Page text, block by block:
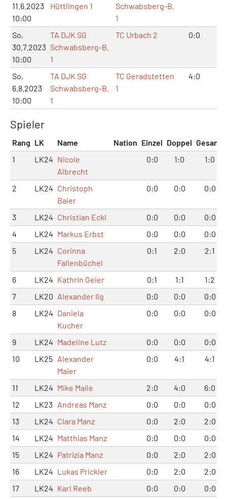
11.6.2023
10:00
Hüttlingen 1
Schwabsberg-B.
1
So,
30.7.2023
10:00
TA DJK SG
Schwabsberg-B.
1
TC Urbach 2 0:0
So,
6.8.2023
10:00
TA DJK SG
Schwabsberg-B.
1
TC Geradstetten
1
4:0
Spieler
Rang LK Name Nation Einzel Doppel Gesamt
1
LK24 Nicole
Albrecht
0:0 1:0 1:0
2 LK24 Christoph
Baier
0:0 0:0 0:0
3 LK24 Christian Eckl 0:0 0:0
0:0
4
LK24 Markus Erbst 0:0 0:0
0:0
5
LK24 Corinna
Fallenbüchel
0:1 2:0 2:1
6 LK24 Kathrin Geier 0:1 1:1
1:2
7
LK20 Alexander Ilg 0:0 0:0
0:0
8
LK24 Daniela
Kucher
0:0 0:0 0:0
9 LK24 Madeline Lutz 0:0 0:0
0:0
10
LK25 Alexander
Maier
0:0 4:1 4:1
11 LK24 Mike Maile 2:0 4:0
6:0
12
LK23 Andreas Manz 0:0 0:0
0:0
13
LK24 Clara Manz 0:0 2:0
2:0
14
LK24 Matthias Manz 0:0 0:0
0:0
15
LK24 Patrizia Manz 0:0 2:0
2:0
16
LK24 Lukas Prickler 0:0 2:0
2:0
17
LK24 Karl Reeb 0:0 0:0
0:0